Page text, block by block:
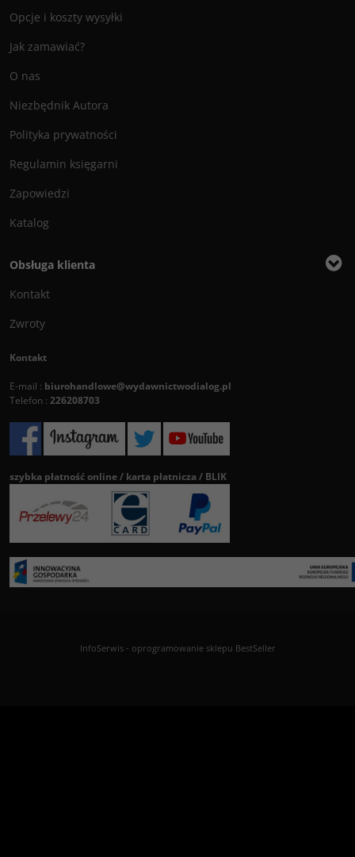
Opcje i koszty wysyłki
Jak zamawiać?
O nas
Niezbędnik Autora
Polityka prywatności
Regulamin księgarni
Zapowiedzi
Katalog
Obsługa klienta
Kontakt
Zwroty
Kontakt
E-mail : biurohandlowe@wydawnictwodialog.pl
Telefon : 226208703
szybka płatność online / karta płatnicza / BLIK
InfoSerwis- oprogramowanie sklepu BestSeller